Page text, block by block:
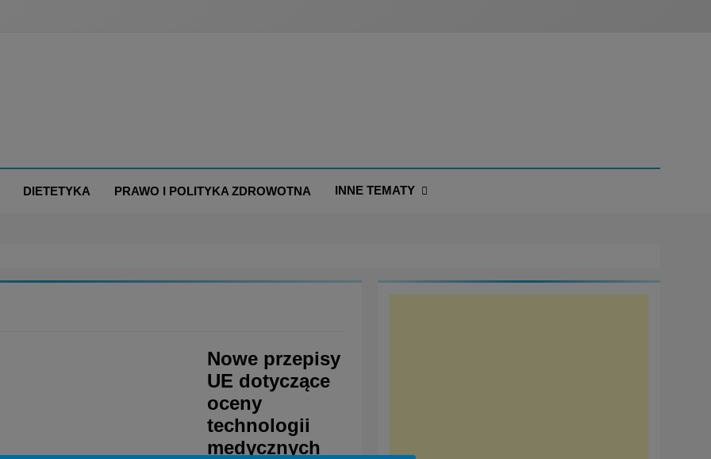
DIETETYKA PRAWO I POLITYKA ZDROWOTNA INNE TEMATY
Nowe przepisy
UE dotyczące
oceny
technologii
medycznych